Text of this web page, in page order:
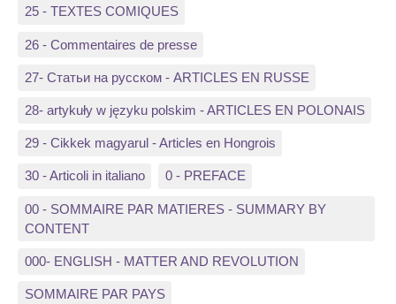
25 - TEXTES COMIQUES
26 - Commentaires de presse
27- Статьи на русском - ARTICLES EN RUSSE
28- artykuły w języku polskim - ARTICLES EN POLONAIS
29 - Cikkek magyarul - Articles en Hongrois
30 - Articoli in italiano 0 - PREFACE
00 - SOMMAIRE PAR MATIERES - SUMMARY BY
CONTENT
000- ENGLISH - MATTER AND REVOLUTION
SOMMAIRE PAR PAYS